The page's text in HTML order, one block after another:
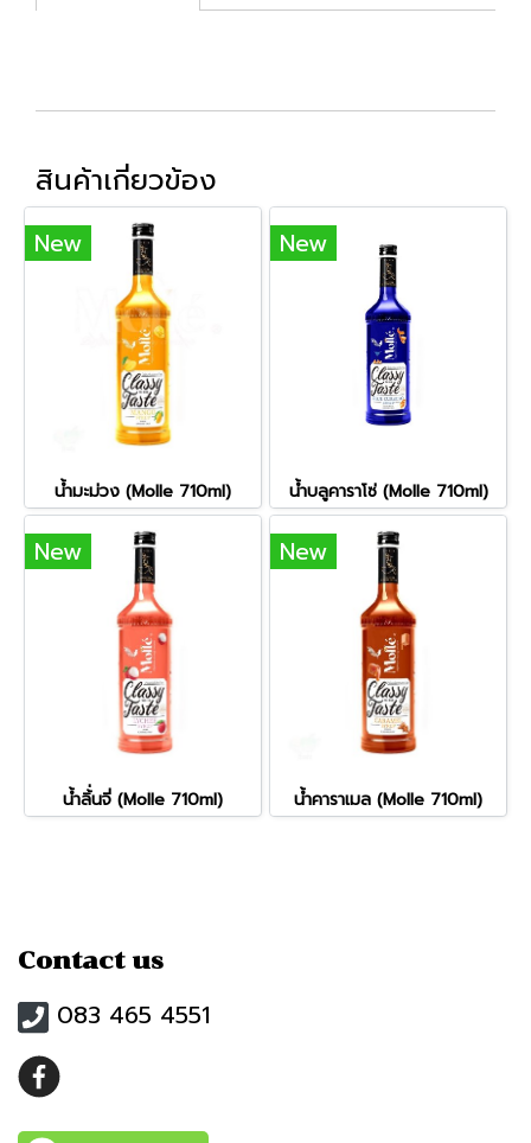
สินค้าเกี่ยวข้อง
New
น้ำมะม่วง (Molle 710ml)
New
น้ำบลูคาราโซ่ (Molle 710ml)
New
น้ำลิ้่นจี่ (Molle 710ml)
New
น้ำคาราเมล (Molle 710ml)
Contact us
083 465 4551